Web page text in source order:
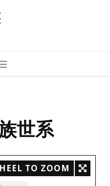
世系
TO ZOOM